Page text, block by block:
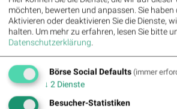
Aktien auf dem Radar
möchten, bewerten und anpassen. Sie haben
Aktivieren oder deaktivieren Sie die Dienste,
halten. Um mehr zu erfahren, lesen Sie bitte
Datenschutzerklärung.
Börse Social Defaults (immer
↓ 2 Dienste
Besucher-Statistiken